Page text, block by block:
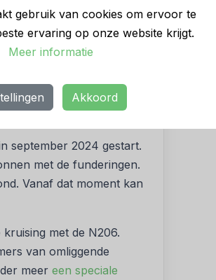
gebruik van cookies om ervoor te
ervaring op onze website krijgt.
Meer informatie
Akkoord
bestaan uit de
dat de vraag naar
uitval door bijvoorbeeld
op peil.
september 2024 gestart.
met de funderingen.
Vanaf dat moment kan
met de N206.
van omliggende
meer een speciale